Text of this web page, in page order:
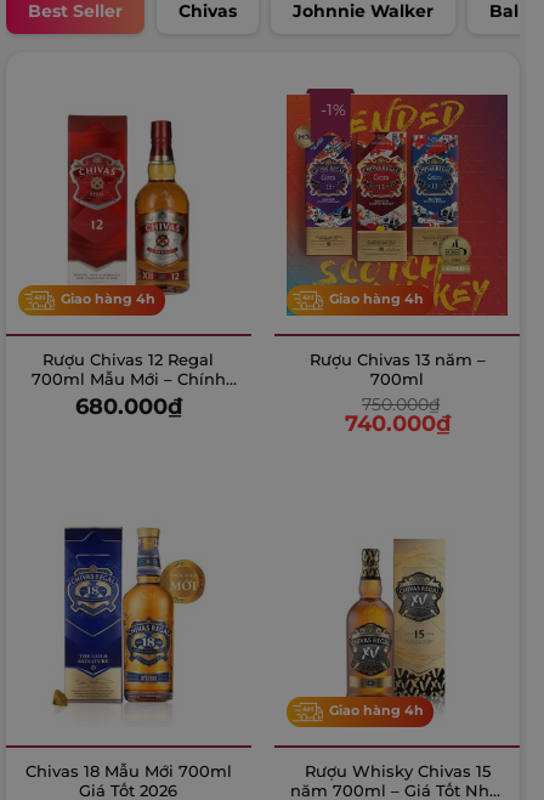
Best Seller Chivas Johnnie Walker
Giao hàng 4h
Rượu Chivas 12 Regal
700ml Mẫu Mới – Chính
Hãng
680.000₫
-1%
Giao hàng 4h
Rượu Chivas 13 năm –
700ml
750.000₫
740.000₫
Chivas 18 Mẫu Mới 700ml
Giá Tốt 2026
Giao hàng 4h
Rượu Whisky Chivas 15
năm 700ml – Giá Tốt Nhất